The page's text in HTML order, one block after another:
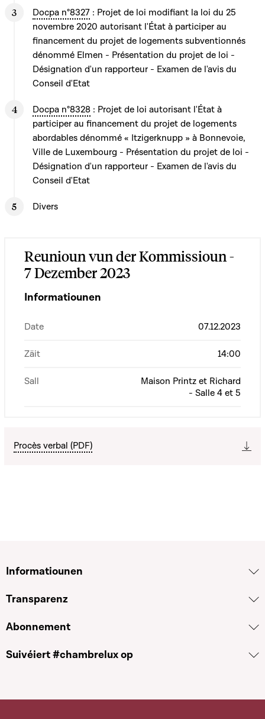
Docpa n°8327 : Projet de loi modifiant la loi du 25
novembre 2020 autorisant l'État à participer au
financement du projet de logements subventionnés
dénommé Elmen - Présentation du projet de loi -
Désignation d'un rapporteur - Examen de l'avis du
Conseil d'Etat
Docpa n°8328 : Projet de loi autorisant l'État à
participer au financement du projet de logements
abordables dénommé « Itzigerknupp » à Bonnevoie,
Ville de Luxembourg - Présentation du projet de loi -
Désignation d'un rapporteur - Examen de l'avis du
Conseil d'Etat
Divers
Reunioun vun der Kommissioun -
7 Dezember 2023
Informatiounen
Date 07.12.2023
Zäit 14:00
Sall
Maison Printz et Richard
- Salle 4 et 5
Procès verbal (PDF)
Informatiounen
Transparenz
Abonnement
Suivéiert #chambrelux op